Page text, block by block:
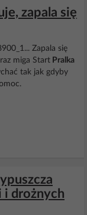
zapala się
Zapala się
miga Start Pralka
tak jak gdyby
i drożnych